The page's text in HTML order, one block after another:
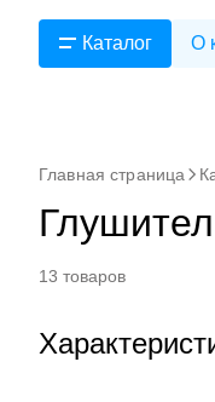
Каталог О
Главная страница
13 товаров